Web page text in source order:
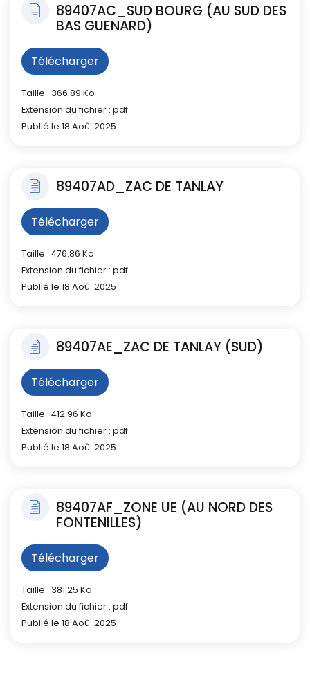
89407AC_SUD BOURG (AU SUD DES
BAS GUENARD)
Télécharger
Taille : 366.89 Ko
Extension du fichier : pdf
Publié le 18 Aoû. 2025
89407AD_ZAC DE TANLAY
Télécharger
Taille : 476.86 Ko
Extension du fichier : pdf
Publié le 18 Aoû. 2025
89407AE_ZAC DE TANLAY (SUD)
Télécharger
Taille : 412.96 Ko
Extension du fichier : pdf
Publié le 18 Aoû. 2025
89407AF_ZONE UE (AU NORD DES
FONTENILLES)
Télécharger
Taille : 381.25 Ko
Extension du fichier : pdf
Publié le 18 Aoû. 2025